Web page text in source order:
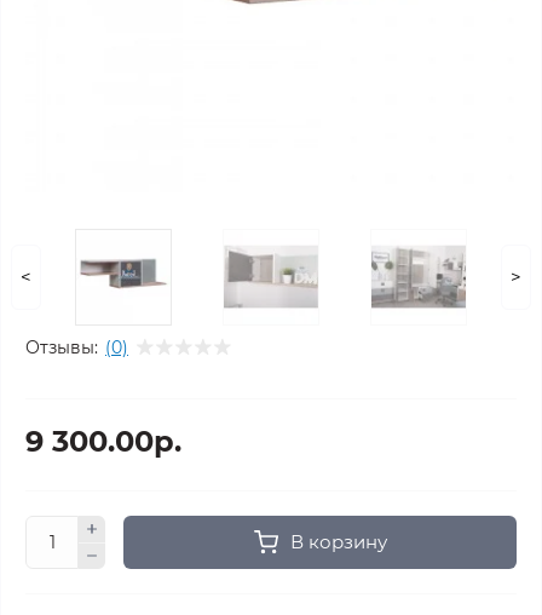
< >
Отзывы: (0)
9 300.00р.
В корзину